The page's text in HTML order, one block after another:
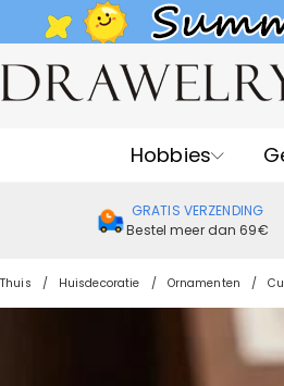
Hobbies
GRATIS VERZENDING
Bestel meer dan 69€
Thuis Huisdecoratie Ornamenten